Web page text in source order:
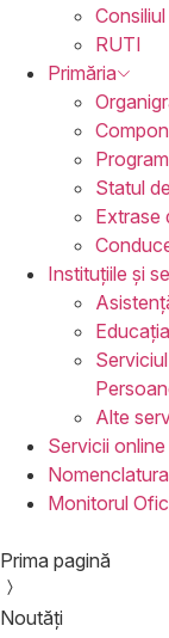
RUTI
Primăria
Statul
Extrase
Instituțiile și
Educația
Alte
Servicii online
Nomenclatura
Monitorul
Prima pagină
Noutăți